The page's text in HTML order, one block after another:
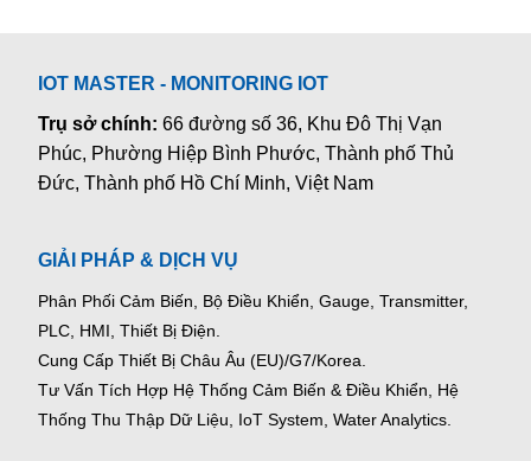
IOT MASTER - MONITORING IOT
Trụ sở chính:66 đường số 36, Khu Đô Thị Vạn
Phúc, Phường Hiệp Bình Phước, Thành phố Thủ
Đức, Thành phố Hồ Chí Minh, Việt Nam
GIẢI PHÁP & DỊCH VỤ
Phân Phối Cảm Biến, Bộ Điều Khiển, Gauge, Transmitter,
PLC, HMI, Thiết Bị Điện.
Cung Cấp Thiết Bị Châu Âu (EU)/G7/Korea.
Tư Vấn Tích Hợp Hệ Thống Cảm Biến & Điều Khiển, Hệ
Thống Thu Thập Dữ Liệu, IoT System, Water Analytics.